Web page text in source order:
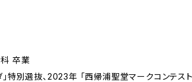
卒業
特別選抜、2023年 「西帰浦聖堂マークコンテス